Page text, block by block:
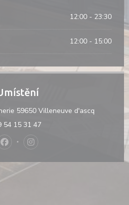
12:00 - 23:30
12:00 - 15:00
59650 Villeneuve d'ascq
54 15 31 47
Facebook ((otevře se v novém
Instagram ((otevře se v